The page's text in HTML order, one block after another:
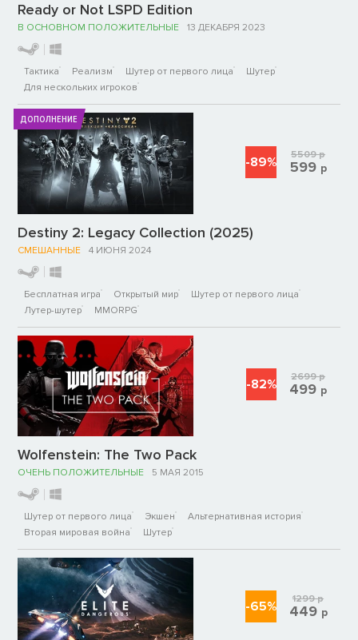
Ready or Not LSPD Edition
В ОСНОВНОМ ПОЛОЖИТЕЛЬНЫЕ 13 ДЕКАБРЯ 2023
Тактика Реализм Шутер от первого лица
Шутер
Для нескольких игроков
ДОПОЛНЕНИЕ
Destiny 2: Legacy Collection (2025)
СМЕШАННЫЕ 4 ИЮНЯ 2024
Бесплатная игра Открытый мир
Шутер от первого лица
Лутер-шутер
MMORPG
-89% 5509р
599 р
Wolfenstein: The Two Pack
ОЧЕНЬ ПОЛОЖИТЕЛЬНЫЕ 5 МАЯ 2015
Шутер от первого лица Экшен
Альтернативная история
Вторая мировая война
Шутер
-82% 2699р
499 р
-65% 1299р
449 р